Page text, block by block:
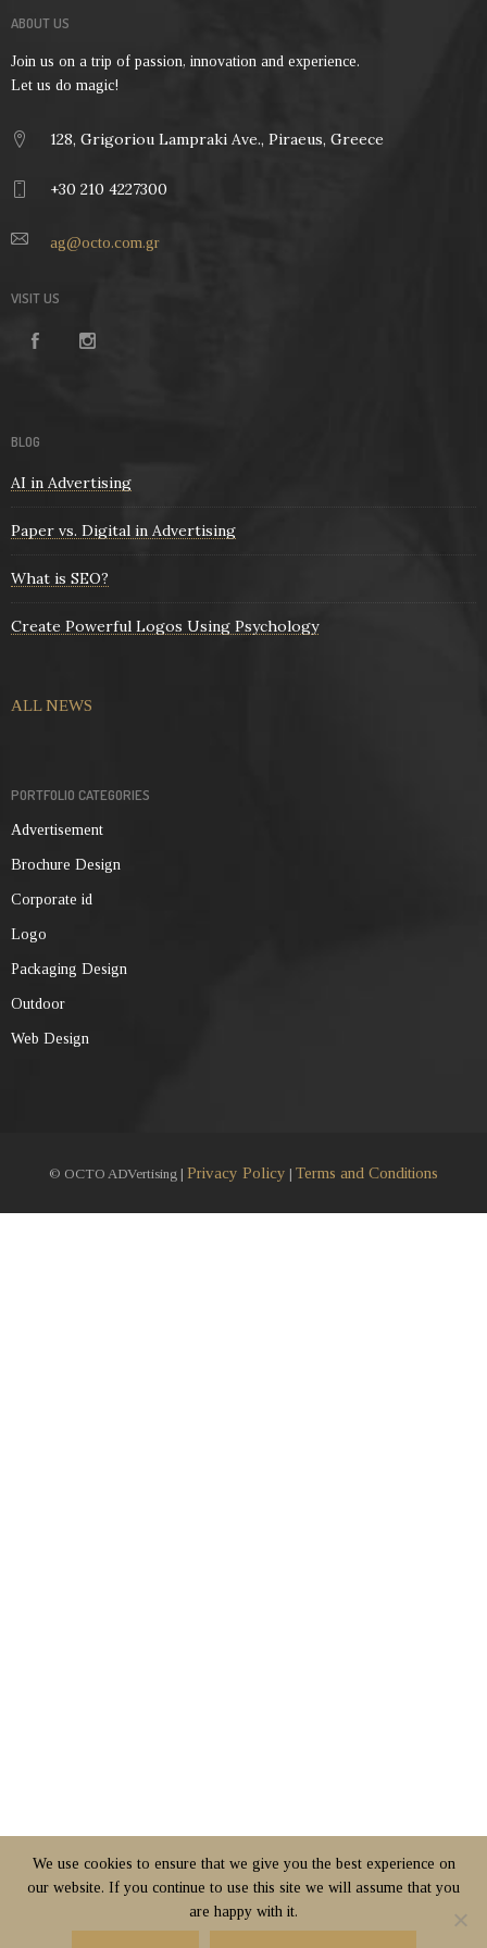
ABOUT US
Join us on a trip of passion, innovation and experience.
Let us do magic!
128, Grigoriou Lampraki Ave., Piraeus, Greece
+30 210 4227300
ag@octo.com.gr
VISIT US
BLOG
AI in Advertising
Paper vs. Digital in Advertising
What is SEO?
Create Powerful Logos Using Psychology
ALL NEWS
PORTFOLIO CATEGORIES
Advertisement
Brochure Design
Corporate id
Logo
Packaging Design
Outdoor
Web Design
© OCTO ADVertising | Privacy Policy | Terms and Conditions
We use cookies to ensure that we give you the best experience on
our website. If you continue to use this site we will assume that you
are happy with it.